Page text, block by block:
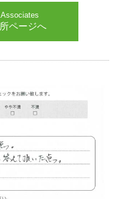
ページへ